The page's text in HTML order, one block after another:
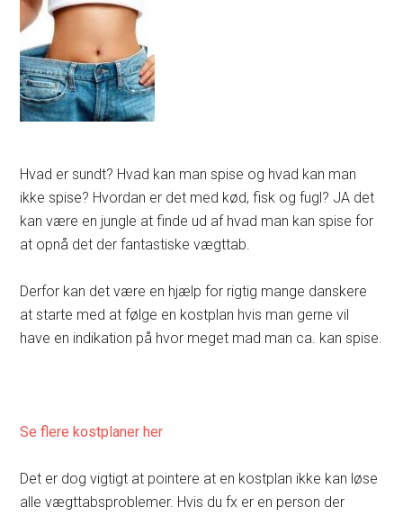
Hvad er sundt? Hvad kan man spise og hvad kan man
ikke spise? Hvordan er det med kød, fisk og fugl? JA det
kan være en jungle at finde ud af hvad man kan spise for
at opnå det der fantastiske vægttab.
Derfor kan det være en hjælp for rigtig mange danskere
at starte med at følge en kostplan hvis man gerne vil
have en indikation på hvor meget mad man ca. kan spise.
Se flere kostplaner her
Det er dog vigtigt at pointere at en kostplan ikke kan løse
alle vægttabsproblemer. Hvis du fx er en person der